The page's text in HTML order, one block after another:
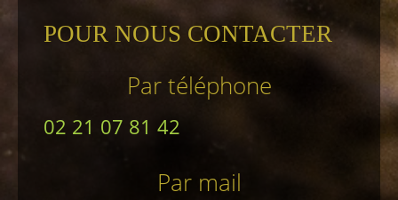
POUR NOUS CONTACTER
Par téléphone
02 21 07 81 42
Par mail